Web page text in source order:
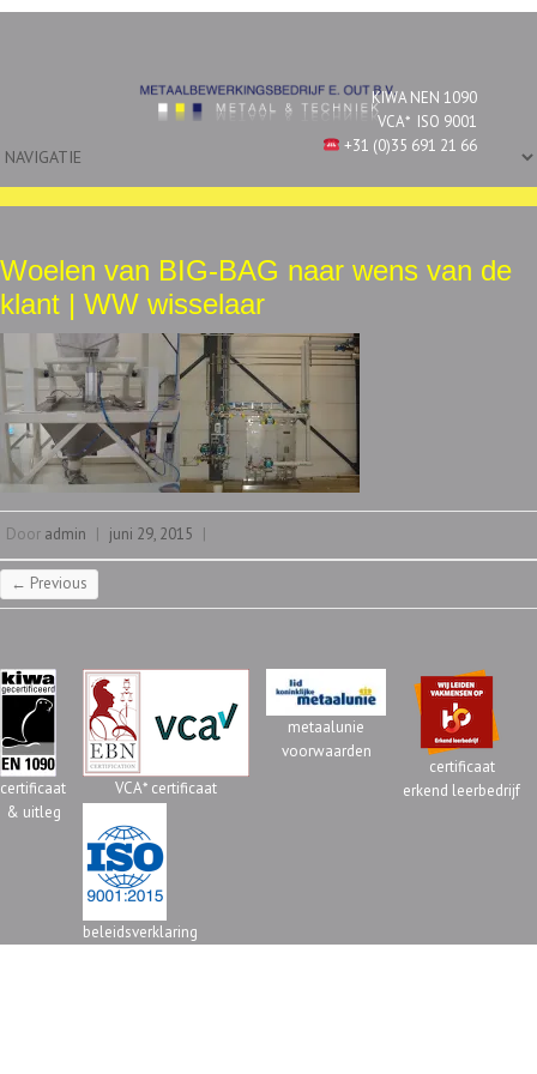
KIWA NEN 1090
VCA* ISO 9001
+31 (0)35 691 21 66
Woelen van BIG-BAG naar wens van de
klant | WW wisselaar
Door admin | juni 29, 2015 |
← Previous
certificaat
& uitleg
VCA* certificaat
metaalunie
voorwaarden
certificaat
erkend leerbedrijf
beleidsverklaring